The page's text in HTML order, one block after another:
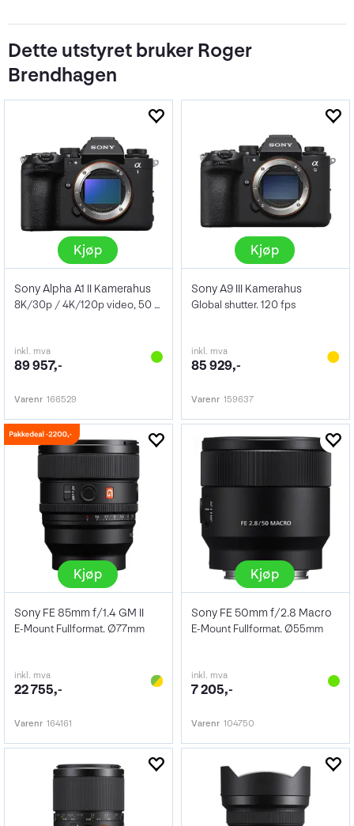
Dette utstyret bruker Roger
Brendhagen
Kjøp
Sony Alpha A1 II Kamerahus
8K/30p / 4K/120p video, 50 megapiksler
inkl. mva
89 957,-
Varenr 166529
Kjøp
Sony A9 III Kamerahus
Global shutter. 120 fps
inkl. mva
85 929,-
Varenr 159637
Kjøp
Sony FE 85mm f/1.4 GM II
E-Mount Fullformat. Ø77mm
inkl. mva
22 755,-
Varenr 164161
Kjøp
Sony FE 50mm f/2.8 Macro
E-Mount Fullformat. Ø55mm
inkl. mva
7 205,-
Varenr 104750